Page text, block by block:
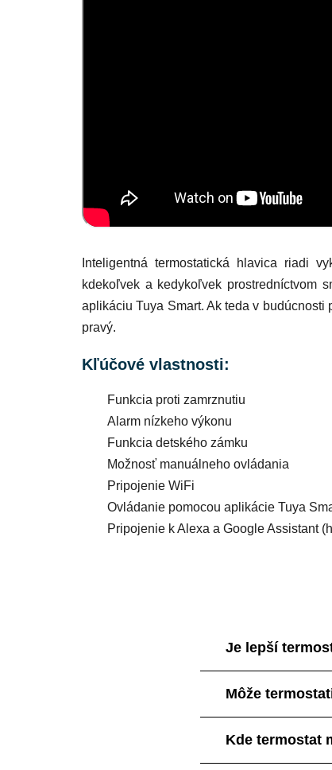
Inteligentná termostatická hlavica riadi
kdekoľvek a kedykoľvek prostredníctvom
aplikáciu Tuya Smart. Ak teda v
pravý.
Kľúčové vlastnosti:
Funkcia proti zamrznutiu
Alarm nízkeho výkonu
Funkcia detského zámku
Možnosť manuálneho ovládania
Pripojenie WiFi
Ovládanie pomocou aplikácie Tuya
Pripojenie kAlexa a Google Assistant
Je lepší
Môže
Kde termostat